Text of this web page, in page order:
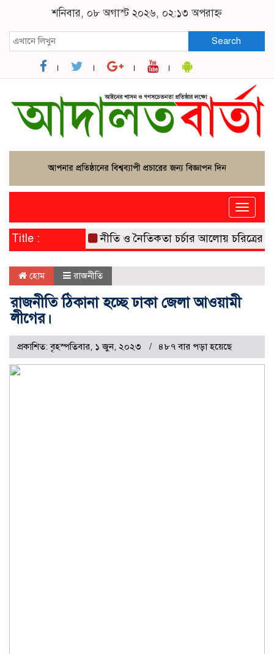
শনিবার, ০৮ অগাস্ট ২০২৬, ০২:১৩ অপরাহ্ন
Search
Toggle
Title : নীতি ও নৈতিকতা চর্চার আলোয় চরিত্রের
হোম রাজনীতি
রাজনীতি ঠিকানা হচ্ছে ঢাকা জেলা আওয়ামী
লীগের।
প্রকাশিত: বৃহস্পতিবার, ১ জুন, ২০২৩ ৪৮৭ বার পড়া হয়েছে